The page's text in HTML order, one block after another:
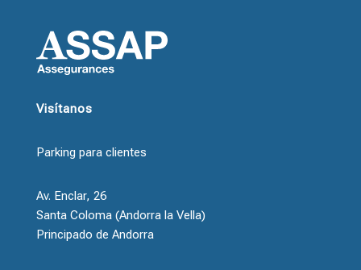
Visítanos
Parking para clientes
Av. Enclar, 26
Santa Coloma (Andorra la Vella)
Principado de Andorra